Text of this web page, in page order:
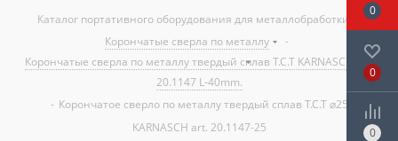
Каталог портативного оборудования для металлобработки
Корончатые сверла по металлу
-
Корончатые сверла по металлу твердый сплав T.C.T KARNASCH art.
20.1147 L-40mm.
- Корончатое сверло по металлу твердый сплав Т.С.Т ⌀25мм
KARNASCH art. 20.1147-25
0
0
0